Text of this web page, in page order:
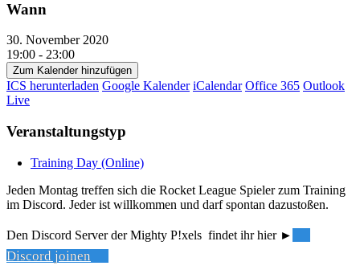
Wann
30. November 2020
19:00 - 23:00
Zum Kalender hinzufügen
ICS herunterladen Google Kalender iCalendar Office 365 Outlook
Live
Veranstaltungstyp
Training Day (Online)
Jeden Montag treffen sich die Rocket League Spieler zum Training
im Discord. Jeder ist willkommen und darf spontan dazustoßen.
Den Discord Server der Mighty P!xels findet ihr hier ►
Discord joinen